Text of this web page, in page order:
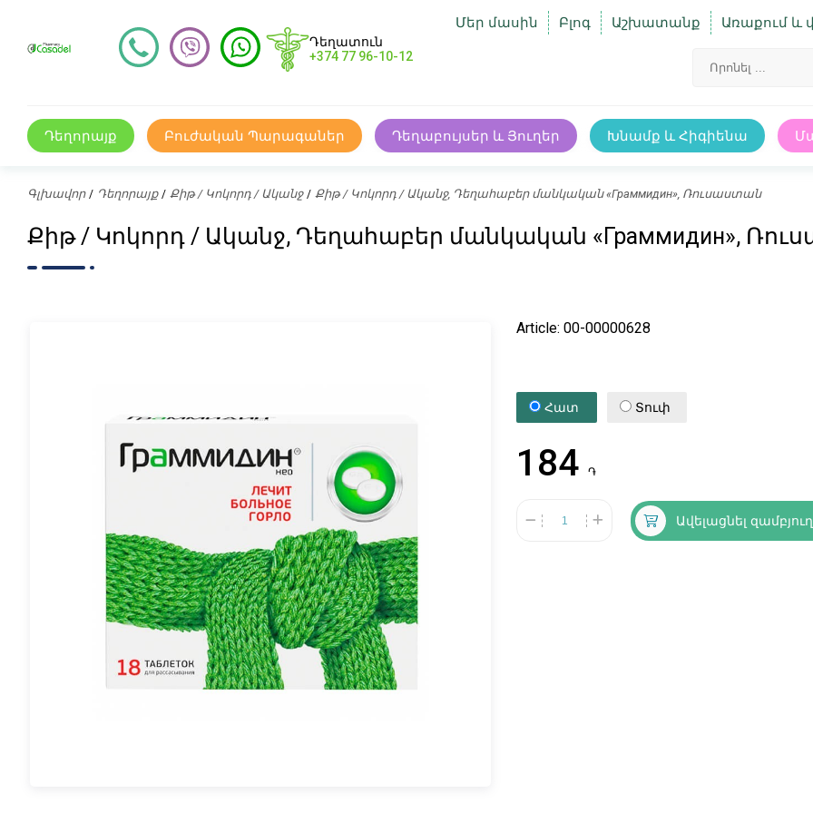
Դեղատուն
+374 77 96-10-12
Մեր մասին Բլոգ Աշխատանք Առաքում և
Դեղորայք Բուժական Պարագաներ Դեղաբույսեր և Յուղեր Խնամք և Հիգիենա
Գլխավոր Դեղորայք Քիթ / Կոկորդ / Ականջ Քիթ / Կոկորդ / Ականջ, Դեղահաբեր մանկական «Граммидин», Ռուսաստան
Քիթ / Կոկորդ / Ականջ, Դեղահաբեր մանկական «Граммидин»,
Article: 00-00000628
Հատ Տուփ
184֏
Ավելացնել զամբյուղ